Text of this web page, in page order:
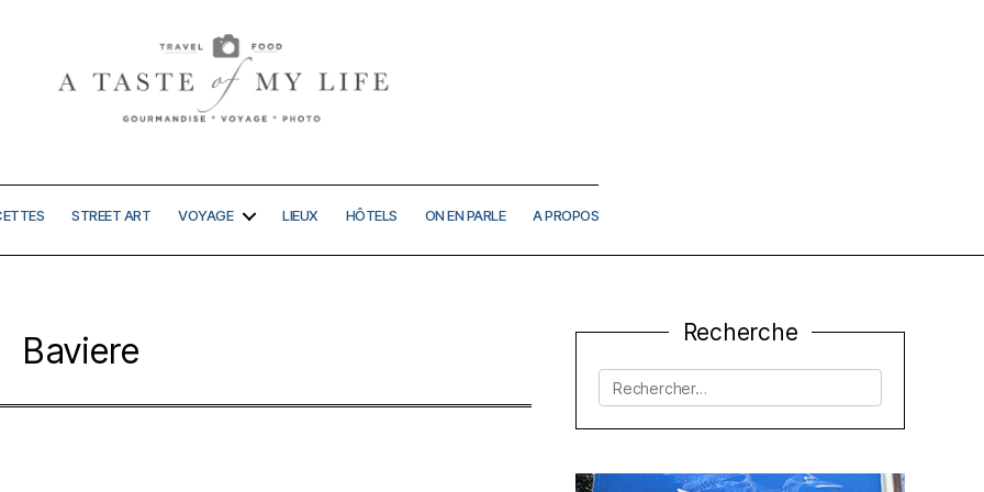
of
mySTREET ART VOYAGE LIEUX HÔTELS ON EN PARLE A PROPOS
Baviere Recherche
Rechercher :